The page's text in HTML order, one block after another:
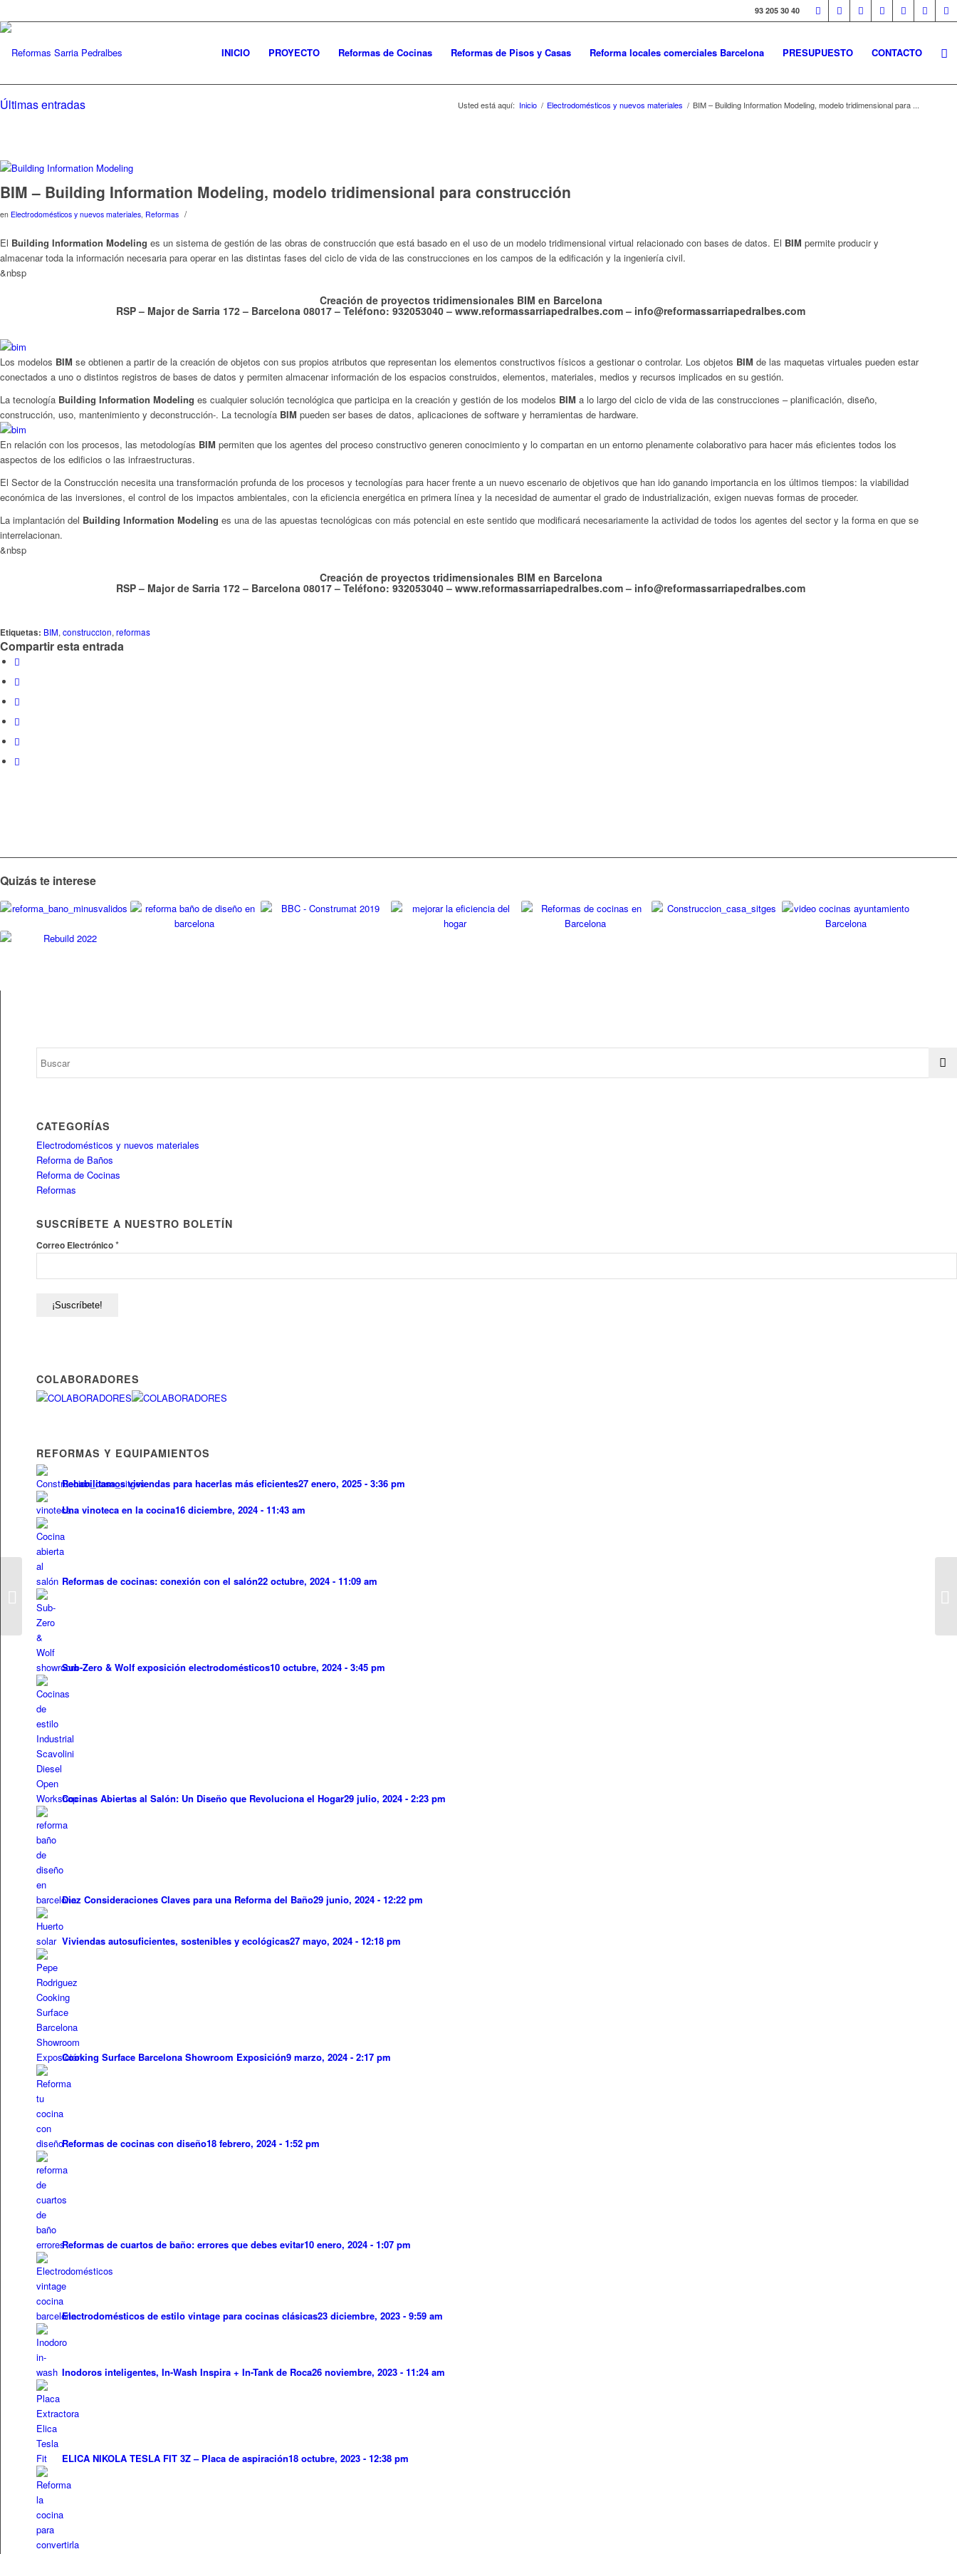
93 205 30 40
INICIO PROYECTO Reformas de Cocinas Reformas de Pisos y Casas Reforma locales comerciales Barcelona PRESUPUESTO CONTACTO
Últimas entradas Usted está aquí: Inicio / Electrodomésticos y nuevos materiales / BIM – Building Information Modeling, modelo tridimensional para ...
BIM – Building Information Modeling, modelo tridimensional para construcción
en Electrodomésticos y nuevos materiales, Reformas /
El Building Information Modeling es un sistema de gestión de las obras de construcción que está basado en el uso de un modelo tridimensional virtual relacionado con bases de datos. El BIM permite producir y
almacenar toda la información necesaria para operar en las distintas fases del ciclo de vida de las construcciones en los campos de la edificación y la ingeniería civil.
&nbsp
Creación de proyectos tridimensionales BIM en Barcelona
RSP – Major de Sarria 172 – Barcelona 08017 – Teléfono: 932053040 – www.reformassarriapedralbes.com – info@reformassarriapedralbes.com
Los modelos BIM se obtienen a partir de la creación de objetos con sus propios atributos que representan los elementos constructivos físicos a gestionar o controlar. Los objetos BIM de las maquetas virtuales pueden estar
conectados a uno o distintos registros de bases de datos y permiten almacenar información de los espacios construidos, elementos, materiales, medios y recursos implicados en su gestión.
La tecnología Building Information Modeling es cualquier solución tecnológica que participa en la creación y gestión de los modelos BIM a lo largo del ciclo de vida de las construcciones – planificación, diseño,
construcción, uso, mantenimiento y deconstrucción-. La tecnología BIM pueden ser bases de datos, aplicaciones de software y herramientas de hardware.
En relación con los procesos, las metodologías BIM permiten que los agentes del proceso constructivo generen conocimiento y lo compartan en un entorno plenamente colaborativo para hacer más eficientes todos los
aspectos de los edificios o las infraestructuras.
El Sector de la Construcción necesita una transformación profunda de los procesos y tecnologías para hacer frente a un nuevo escenario de objetivos que han ido ganando importancia en los últimos tiempos: la viabilidad
económica de las inversiones, el control de los impactos ambientales, con la eficiencia energética en primera línea y la necesidad de aumentar el grado de industrialización, exigen nuevas formas de proceder.
La implantación del Building Information Modeling es una de las apuestas tecnológicas con más potencial en este sentido que modificará necesariamente la actividad de todos los agentes del sector y la forma en que se
interrelacionan.
&nbsp
Creación de proyectos tridimensionales BIM en Barcelona
RSP – Major de Sarria 172 – Barcelona 08017 – Teléfono: 932053040 – www.reformassarriapedralbes.com – info@reformassarriapedralbes.com
Etiquetas: BIM,construccion,reformas
Compartir esta entrada
Quizás te interese
CATEGORÍAS
Electrodomésticos y nuevos materiales
Reforma de Baños
Reforma de Cocinas
Reformas
SUSCRÍBETE A NUESTRO BOLETÍN
Correo Electrónico*
COLABORADORES
REFORMAS Y EQUIPAMIENTOS
Rehabilitamos viviendas para hacerlas más eficientes27 enero, 2025 - 3:36 pm
Una vinoteca en la cocina16 diciembre, 2024 - 11:43 am
Reformas de cocinas: conexión con el salón22 octubre, 2024 - 11:09 am
Sub-Zero & Wolf exposición electrodomésticos10 octubre, 2024 - 3:45 pm
Cocinas Abiertas al Salón: Un Diseño que Revoluciona el Hogar29 julio, 2024 - 2:23 pm
Diez Consideraciones Claves para una Reforma del Baño29 junio, 2024 - 12:22 pm
Viviendas autosuficientes, sostenibles y ecológicas27 mayo, 2024 - 12:18 pm
Cooking Surface Barcelona Showroom Exposición9 marzo, 2024 - 2:17 pm
Reformas de cocinas con diseño18 febrero, 2024 - 1:52 pm
Reformas de cuartos de baño: errores que debes evitar10 enero, 2024 - 1:07 pm
Electrodomésticos de estilo vintage para cocinas clásicas23 diciembre, 2023 - 9:59 am
Inodoros inteligentes, In-Wash Inspira + In-Tank de Roca26 noviembre, 2023 - 11:24 am
ELICA NIKOLA TESLA FIT 3Z – Placa de aspiración18 octubre, 2023 - 12:38 pm
Novedades Scavolini en
el salón del mueble –
Saloni del Mobile
Milan...